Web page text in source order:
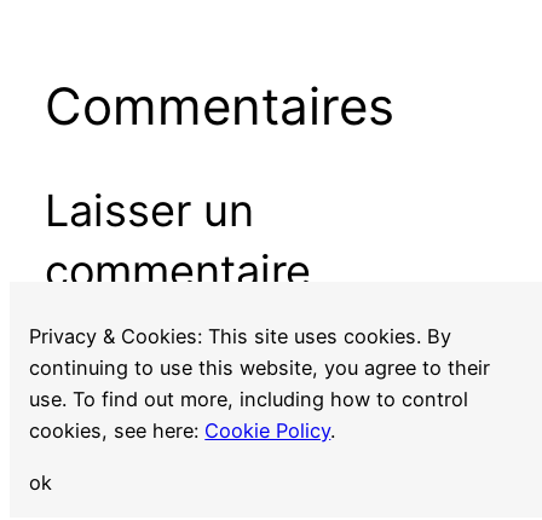
Commentaires
Laisser un
commentaire
Vous devezvous connecterpour publier un
commentaire.
Privacy & Cookies: This site uses cookies. By
continuing to use this website, you agree to their
use. To find out more, including how to control
cookies, see here: Cookie Policy.
ok